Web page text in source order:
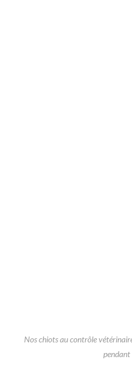
Nos chiots au contrôle